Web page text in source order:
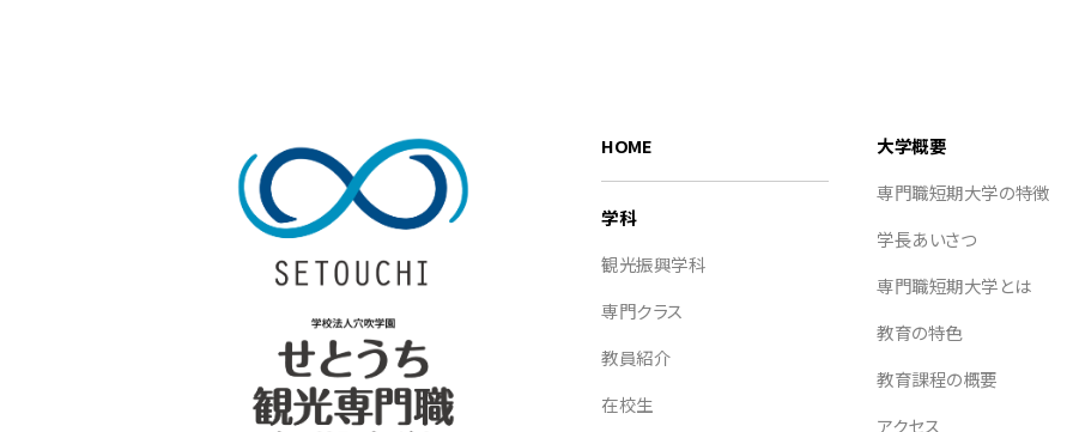
HOME
学科
観光振興学科
専門クラス
教員紹介
在校生
大学概要
専門職短期大学の特徴
学長あいさつ
専門職短期大学とは
教育の特色
教育課程の概要
アクセス